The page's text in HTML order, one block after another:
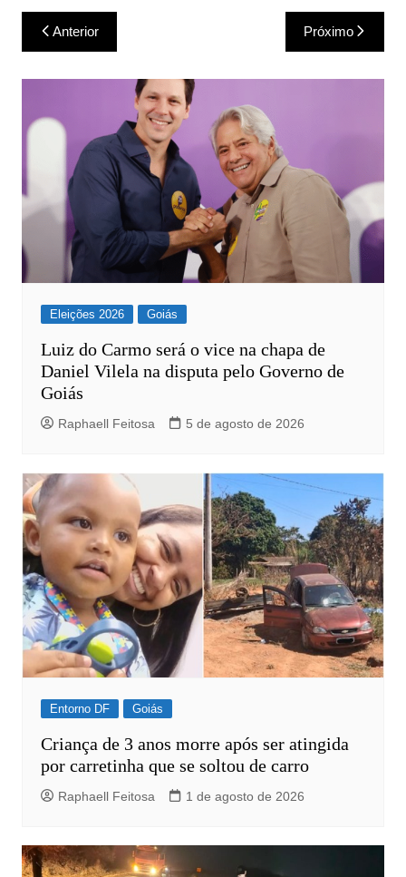
Navegação
de
Post
Anterior Próximo
Eleições 2026 Goiás
Luiz do Carmo será o vice na chapa de
Daniel Vilela na disputa pelo Governo de
Goiás
Raphaell Feitosa 5 de agosto de 2026
Entorno DF Goiás
Criança de 3 anos morre após ser atingida
por carretinha que se soltou de carro
Raphaell Feitosa 1 de agosto de 2026